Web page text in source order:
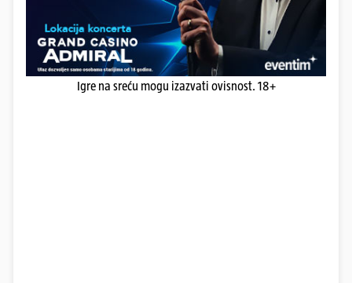
Igre na sreću mogu izazvati ovisnost. 18+